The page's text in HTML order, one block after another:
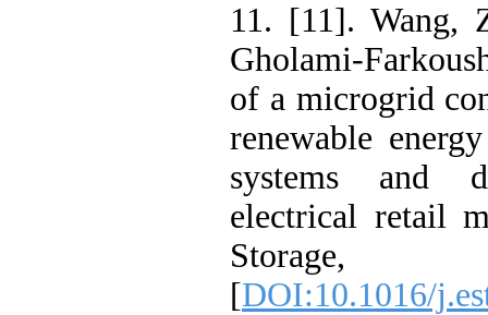
11. [11].
Gholami-
of a microgrid
renewable
systems
electrical
[DOI:10.1016/